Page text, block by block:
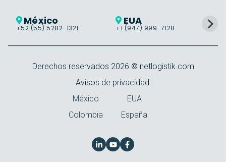
Control Tower
Warehouse Tasking
México
+52 (55) 5282-1321
EUA
+1 (947) 999-7128
Derechos reservados 2026 © netlogistik.com
Avisos de privacidad:
México
EUA
Colombia
España